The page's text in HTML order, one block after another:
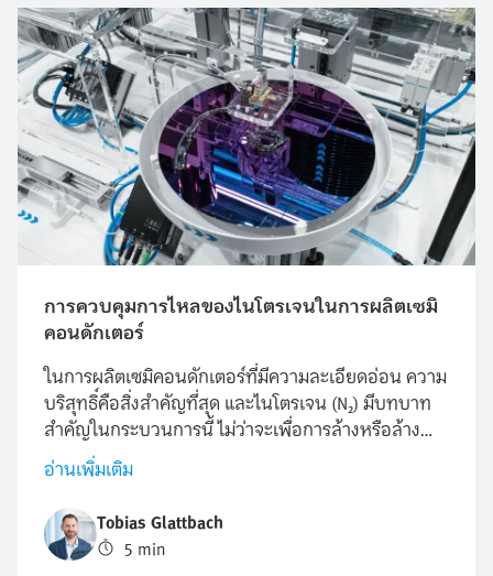
การควบคุมการไหลของไนโตรเจนในการผลิตเซมิ
คอนดักเตอร์
ในการผลิตเซมิคอนดักเตอร์ที่มีความละเอียดอ่อน ความ
บริสุทธิ์คือสิ่งสำคัญที่สุด และไนโตรเจน (N₂) มีบทบาท
สำคัญในกระบวนการนี้ ไม่ว่าจะเพื่อการล้างหรือล้าง
ห้องกระบวนการเพื่อป้องกันฝุ่นละอองและสิ่งสกปรก
อื่น ๆ หรือเพื่อป้องกันการเกิดออกซิเดชัน การปรับปรุง
การใช้ไนโตรเจนให้เหมาะสมถือเป็นสิ่งสำคัญ แต่จะ
สามารถควบคุมการไหลนี้ได้อย่างมีประสิทธิภาพ ทำซ้ำ
ได้และคุ้มค่าที่สุดได้อย่างไร
อ่านเพิ่มเติม
Tobias Glattbach
5 min